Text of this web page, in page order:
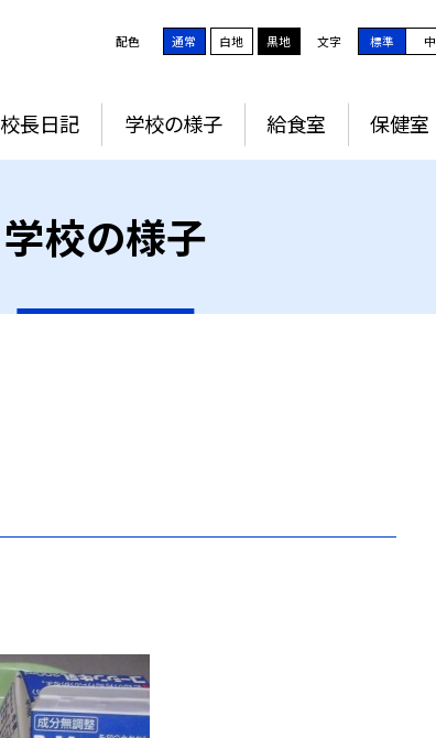
配色 通常 白地 黒地 文字 標準 中
校長日記 学校の様子 給食室 保健室
学校の様子